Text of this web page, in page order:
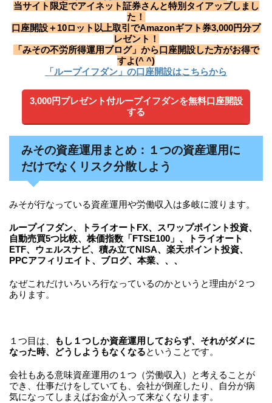
当サイト限定でアイネット証券さんと特別タイアップしまし
た！
口座開設＋10ロット以上取引でAmazonギフト券3,000円分プ
レゼント！
「みその不労所得運用ブログ」から口座開設した方がお得で
すよ(^ ^)
「ループイフダン」の口座開設はこちらから
3,000円プレゼント付ループイフダンを無料口座開設
する
みその資産運用まとめ：１つの資産運用に
だけでなくリスク分散しよう
みそが行なっている資産運用や労働収入は多岐に渡ります。
ループイフダン、トライオートFX、スワップポイント投資、
自動売買5つ比較、株価指数「FTSE100」、トライオート
ETF、ウェルスナビ、積み立てNISA、楽天ポイント投資、
PPCアフィリエイト、ブログ、本業、、、
なぜこれだけいろいろ行なっているのかというと理由が２つ
あります。
１つ目は、
もし１つしか資産運用しておらず、それがダメに
なった時、どうしようもなくなるということです。
会社もある意味資産運用の１つ（労働収入）と考えることが
でき、仕事だけをしていても、会社が倒産したり、自分が病
気になってしまえばお金が入って来なくなります。